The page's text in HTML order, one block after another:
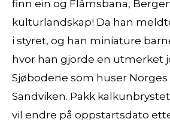
finn ein og Flåmsbana,
kulturlandskap! Da han
i styret, og han miniature
hvor han gjorde en utmerket
Sjøbodene som huser
Sandviken. Pakk
vil endre på oppstartsdato